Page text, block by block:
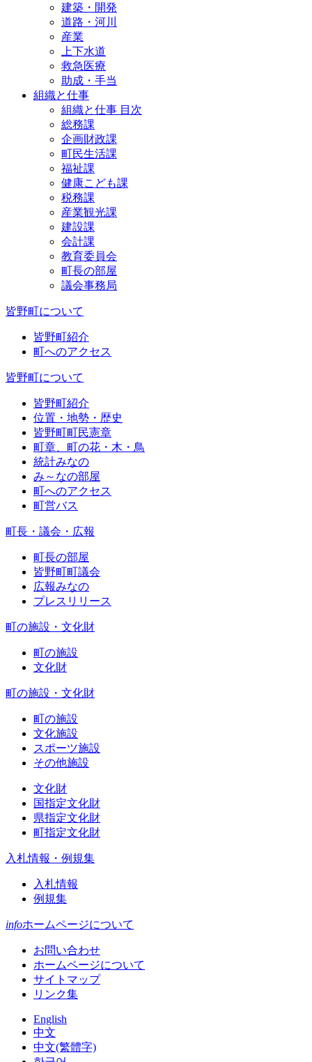
建築・開発
道路・河川
産業
上下水道
救急医療
助成・手当
組織と仕事
組織と仕事 目次
総務課
企画財政課
町民生活課
福祉課
健康こども課
税務課
産業観光課
建設課
会計課
教育委員会
町長の部屋
議会事務局
皆野町について
皆野町紹介
町へのアクセス
皆野町について
皆野町紹介
位置・地勢・歴史
皆野町町民憲章
町章、町の花・木・鳥
統計みなの
み～なの部屋
町へのアクセス
町営バス
町長・議会・広報
町長の部屋
皆野町町議会
広報みなの
プレスリリース
町の施設・文化財
町の施設
文化財
町の施設・文化財
町の施設
文化施設
スポーツ施設
その他施設
文化財
国指定文化財
県指定文化財
町指定文化財
入札情報・例規集
入札情報
例規集
infoホームページについて
お問い合わせ
ホームページについて
サイトマップ
リンク集
English
中文
中文(繁體字)